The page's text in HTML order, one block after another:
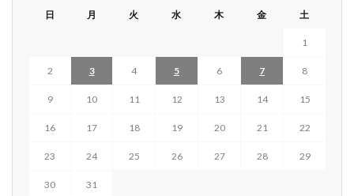
日 月 火 水 木 金 土
1
2 3 4 5 6 7 8
9 10 11 12 13 14 15
16 17 18 19 20 21 22
23 24 25 26 27 28 29
30
31